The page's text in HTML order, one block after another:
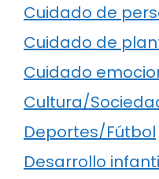
Cuidado de
Cuidado de
Cuidado
Cultura/
Deportes/Fútbol
Desarrollo